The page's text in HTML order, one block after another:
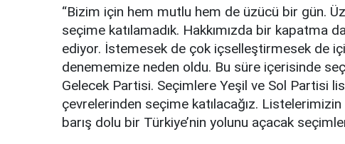
“Bizim için hem mutlu hem de üzücü bir gün.
seçime katılamadık. Hakkımızda bir kapatma
ediyor. İstemesek de çok içselleştirmesek de
denememize neden oldu. Bu süre içerisinde
Gelecek Partisi. Seçimlere Yeşil ve Sol Partisi
çevrelerinden seçime katılacağız. Listelerimizin
barış dolu bir Türkiye’nin yolunu açacak